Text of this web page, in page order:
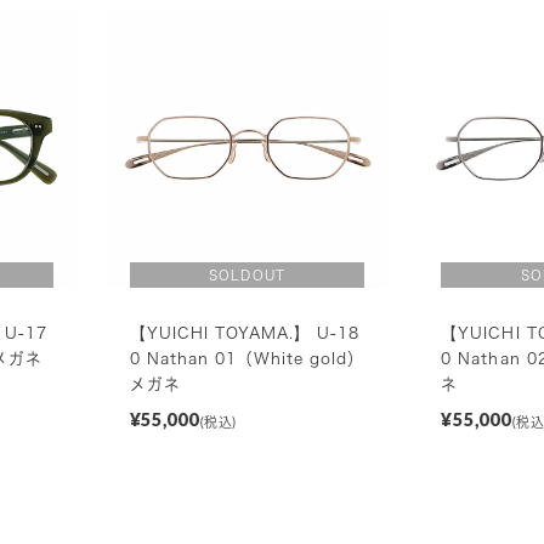
U-17
ガネ
【YUICHI TOYAMA.】 U-18
0 Nathan 01（White gold）
メガネ
¥55,000(税込)
【YUICHI
0 Nathan
ネ
¥55,000(税